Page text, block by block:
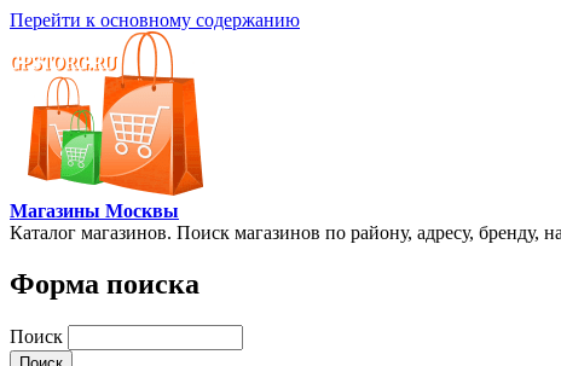
Перейти к основному содержанию
Магазины Москвы
Каталог магазинов. Поиск магазинов по району, адресу, бренду,
Форма поиска
Поиск